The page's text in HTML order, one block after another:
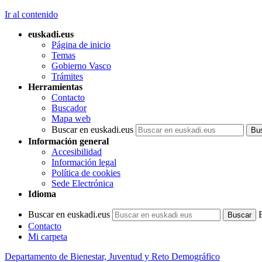
Ir al contenido
euskadi.eus
Página de inicio
Temas
Gobierno Vasco
Trámites
Herramientas
Contacto
Buscador
Mapa web
Buscar en euskadi.eus
Información general
Accesibilidad
Información legal
Política de cookies
Sede Electrónica
Idioma
Buscar en euskadi.eus
Contacto
Mi carpeta
Departamento de Bienestar, Juventud y Reto Demográfico